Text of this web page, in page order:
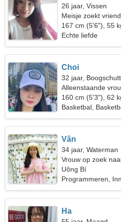
26 jaar, Vissen
Meisje zoekt
167 cm (5'6"), 55
Echte liefde
Choi
32 jaar,
Alleenstaande
160 cm (5'3"), 62
Basketbal,
Vân
34 jaar, Waterman
Vrouw op zoek
Uông Bí
Programmeren,
Ha